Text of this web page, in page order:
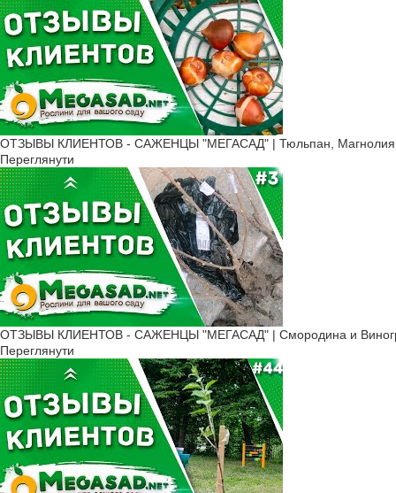
для створення кімнатного
Ombrella -
Red Silk - шовкова
Rubra - сорт альбіції з
Summer Chocolate -
Ernest Wilson - сорт
Саджанці альбіції поштою
захисту рослин від
Розмноження
Декоративну рослину можна
схожість, навіть через 4-5
Для проростання
на початку весни. Насіння
переносять тільки при
При відділенні кореневих
спорудивши для саджанців
Ще один спосіб розмножити
матеріал очищають від
високі температури і
Саджанці
ОТЗЫВЫ КЛИЕНТОВ - САЖЕНЦЫ "МЕГАСАД" | Тюльпан, Магнолия,
Переглянути
ОТЗЫВЫ КЛИЕНТОВ - САЖЕНЦЫ "МЕГАСАД" | Смородина и
Переглянути